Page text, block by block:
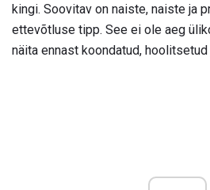
kingi. Soovitav on naiste, naiste ja
ettevõtluse tipp. See ei ole aeg
näita ennast koondatud, hoolitsetud